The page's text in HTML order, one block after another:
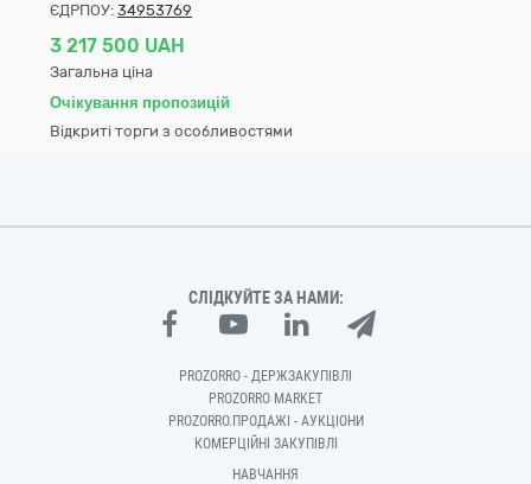
ЄДРПОУ: 34953769
3 217 500 UAH
Загальна ціна
Очікування пропозицій
Відкриті торги з особливостями
СЛІДКУЙТЕ ЗА НАМИ:
PROZORRO - ДЕРЖЗАКУПІВЛІ
PROZORRO MARKET
PROZORRO.ПРОДАЖІ - АУКЦІОНИ
КОМЕРЦІЙНІ ЗАКУПІВЛІ
НАВЧАННЯ